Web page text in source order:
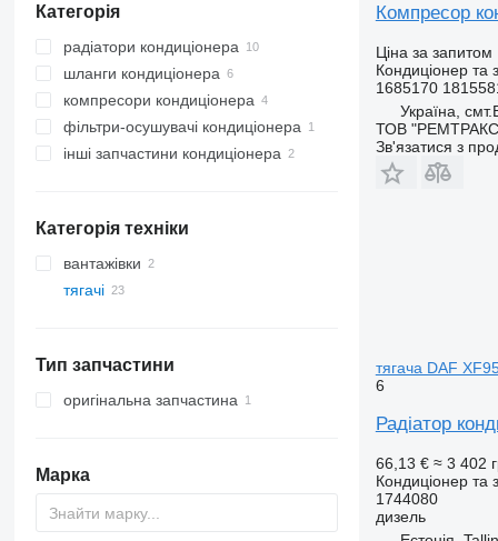
Категорія
радіатори кондиціонера
шланги кондиціонера
компресори кондиціонера
фільтри-осушувачі кондиціонера
інші запчастини кондиціонера
Категорія техніки
вантажівки
тягачі
Тип запчастини
оригінальна запчастина
Марка
Компресор
Ціна за запитом
Кондиціонер та
1685170
Україна,
ТОВ
Зв'язатися з
тягача DAF
6
Радіатор
66,13 € ≈ 3 402
Кондиціонер та
1744080
дизель